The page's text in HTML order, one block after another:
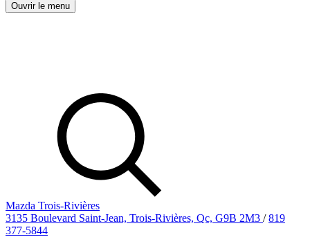
Ouvrir le menu
Mazda Trois-Rivières
3135 Boulevard Saint-Jean, Trois-Rivières, Qc, G9B 2M3 / 819
377-5844